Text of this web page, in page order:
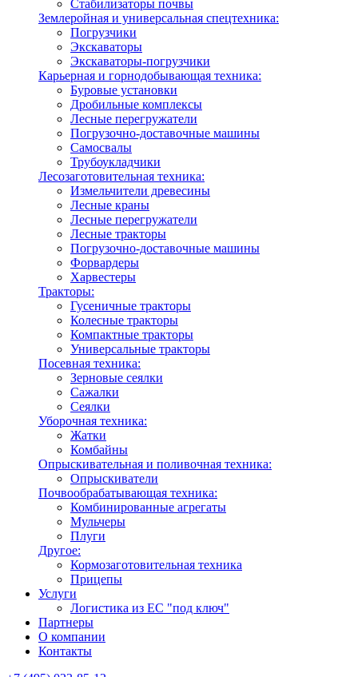
Стабилизаторы почвы
Землеройная и универсальная спецтехника:
Погрузчики
Экскаваторы
Экскаваторы-погрузчики
Карьерная и горнодобывающая техника:
Буровые установки
Дробильные комплексы
Лесные перегружатели
Погрузочно-доставочные машины
Самосвалы
Трубоукладчики
Лесозаготовительная техника:
Измельчители древесины
Лесные краны
Лесные перегружатели
Лесные тракторы
Погрузочно-доставочные машины
Форвардеры
Харвестеры
Тракторы:
Гусеничные тракторы
Колесные тракторы
Компактные тракторы
Универсальные тракторы
Посевная техника:
Зерновые сеялки
Сажалки
Сеялки
Уборочная техника:
Жатки
Комбайны
Опрыскивательная и поливочная техника:
Опрыскиватели
Почвообрабатывающая техника:
Комбинированные агрегаты
Мульчеры
Плуги
Другое:
Кормозаготовительная техника
Прицепы
Услуги
Логистика из ЕС "под ключ"
Партнеры
О компании
Контакты